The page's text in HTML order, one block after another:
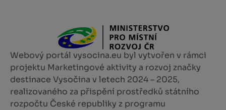
Webový portál vysocina.eu byl vytvořen v rámci
projektu Marketingové aktivity a rozvoj značky
destinace Vysočina v letech 2024 – 2025,
realizovaného za přispění prostředků státního
rozpočtu České republiky z programu